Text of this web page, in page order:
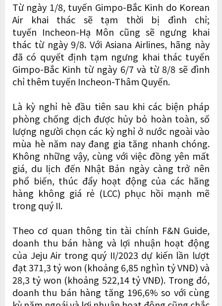
Từ ngày 1/8, tuyến Gimpo-Bắc Kinh do Korean
Air khai thác sẽ tạm thời bị đình chỉ;
tuyến Incheon-Hạ Môn cũng sẽ ngưng khai
thác từ ngày 9/8. Với Asiana Airlines, hãng này
đã có quyết định tạm ngưng khai thác tuyến
Gimpo-Bắc Kinh từ ngày 6/7 và từ 8/8 sẽ đình
chỉ thêm tuyến Incheon-Thâm Quyến.
Là kỳ nghỉ hè đầu tiên sau khi các biện pháp
phòng chống dịch được hủy bỏ hoàn toàn, số
lượng người chọn các kỳ nghỉ ở nước ngoài vào
mùa hè năm nay đang gia tăng nhanh chóng.
Không những vậy, cùng với việc đồng yên mất
giá, du lịch đến Nhật Bản ngày càng trở nên
phổ biến, thúc đẩy hoạt động của các hãng
hàng không giá rẻ (LCC) phục hồi mạnh mẽ
trong quý II.
Theo cơ quan thông tin tài chính F&N Guide,
doanh thu bán hàng và lợi nhuận hoạt động
của Jeju Air trong quý II/2023 dự kiến ​​lần lượt
đạt 371,3 tỷ won (khoảng 6,85 nghìn tỷ VNĐ) và
28,3 tỷ won (khoảng 522,14 tỷ VNĐ). Trong đó,
doanh thu bán hàng tăng 196,6% so với cùng